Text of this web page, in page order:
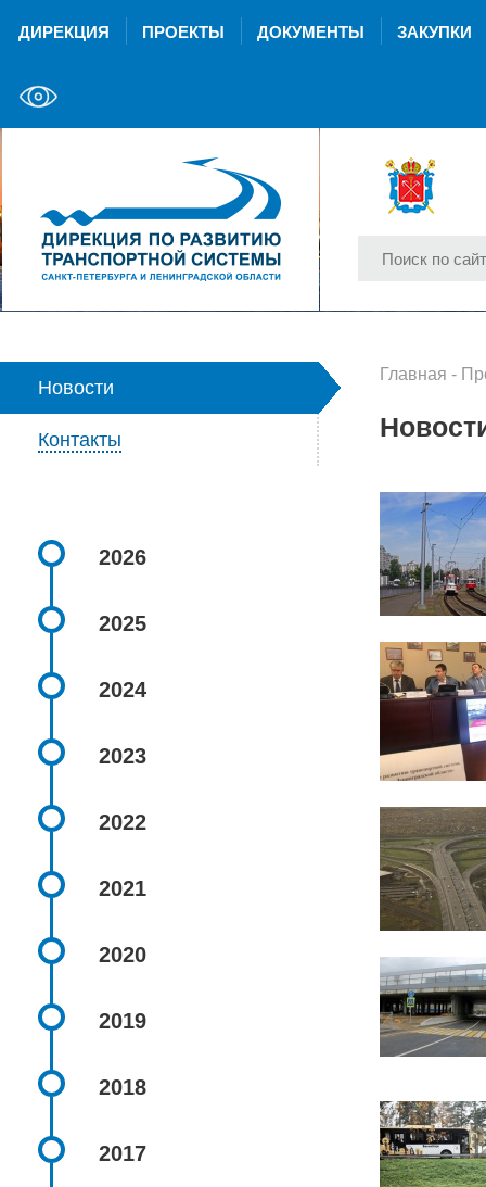
ДИРЕКЦИЯ ПРОЕКТЫ ДОКУМЕНТЫ ЗАКУПКИ
Новости
Контакты
2026
2025
2024
2023
2022
2021
2020
2019
2018
2017
Главная -